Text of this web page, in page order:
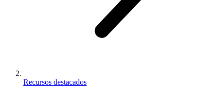
Recursos destacados